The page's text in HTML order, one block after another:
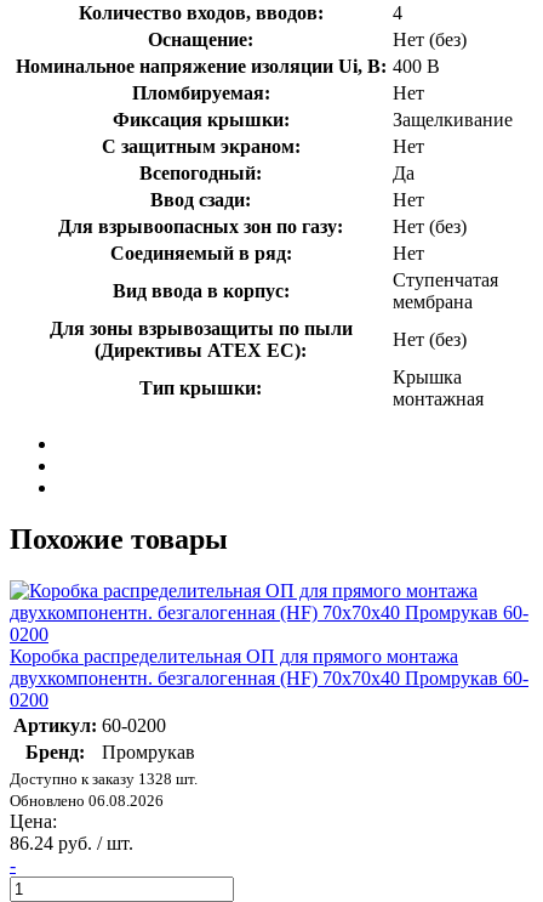
Количество входов, вводов:
4
Оснащение:
Нет (без)
Номинальное напряжение изоляции Ui, В: 400 В
Пломбируемая:
Нет
Фиксация крышки:
Защелкивание
С защитным экраном:
Нет
Всепогодный:
Да
Ввод сзади:
Нет
Для взрывоопасных зон по газу:
Нет (без)
Соединяемый в ряд:
Нет
Вид ввода в корпус:
Ступенчатая
мембрана
Для зоны взрывозащиты по пыли
(Директивы ATEX ЕС):
Нет (без)
Тип крышки:
Крышка
монтажная
Похожие товары
Коробка распределительная ОП для прямого монтажа
двухкомпонентн. безгалогенная (HF) 70х70х40 Промрукав 60-
0200
Артикул: 60-0200
Бренд:
Промрукав
Доступно к заказу 1328 шт.
Обновлено 06.08.2026
Цена:
86.24 руб. / шт.
-